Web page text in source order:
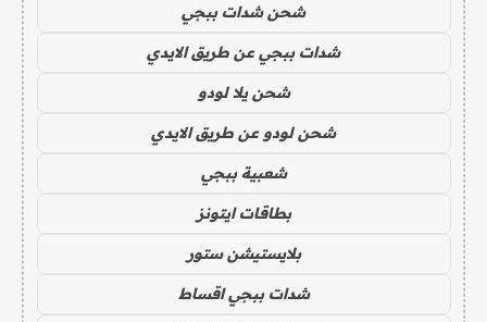
شحن شدات ببجي
شدات ببجي عن طريق الايدي
شحن يلا لودو
شحن لودو عن طريق الايدي
شعبية ببجي
بطاقات ايتونز
بلايستيشن ستور
شدات ببجي اقساط